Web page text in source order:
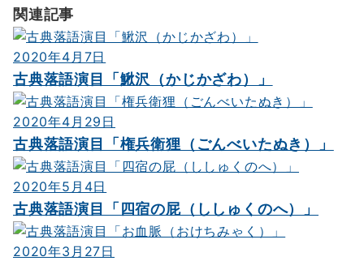
ビ
ゲ
ー
シ
ョ
ン
関連記事
2020年4月7日
古典落語演目「鰍沢（かじかざわ）」
2020年4月29日
古典落語演目「権兵衛狸（ごんべいたぬき）」
2020年5月4日
古典落語演目「四宿の屁（ししゅくのへ）」
2020年3月27日